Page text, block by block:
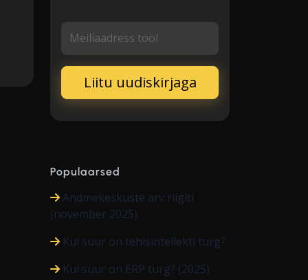
Meiliaadress tööl
Populaarsed
Andmekeskuste arv riigiti
(november 2025)
Kui suur on tehisintellekti turg?
Kui suur on ERP turg? (2025)